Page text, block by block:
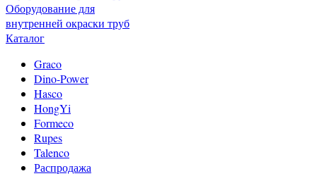
Оборудование для
внутренней окраски труб
Каталог
Graco
Dino-Power
Hasco
HongYi
Formeco
Rupes
Talenco
Распродажа